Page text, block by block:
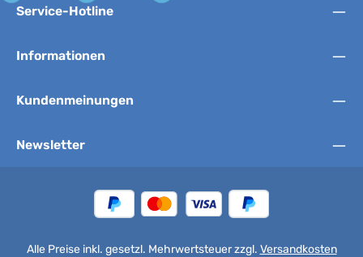
Service-Hotline
Informationen
Kundenmeinungen
Newsletter
Alle Preise inkl. gesetzl. Mehrwertsteuer zzgl. Versandkosten